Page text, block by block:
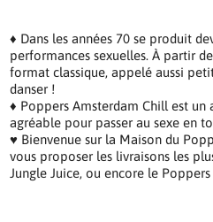
♦ Dans les années 70 se produit
performances sexuelles. À partir
format classique, appelé aussi
danser !
♦ Poppers Amsterdam Chill est
agréable pour passer au sexe en
♥ Bienvenue sur la Maison du
vous proposer les livraisons les
Jungle Juice, ou encore le